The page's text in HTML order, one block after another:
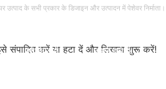
के सभी प्रकार के डिजाइन और उत्पादन में पेशेवर निर्माता।
संपर्क करें हमारे बारे में
संपादित करें या हटा दें और लिखना शुरू करें!